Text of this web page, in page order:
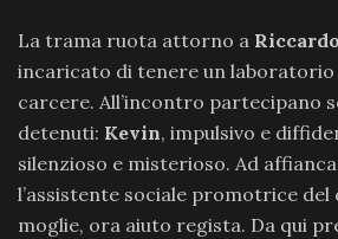
La trama ruota attorno a Riccardo
incaricato di tenere un
carcere. All’incontro partecipano
detenuti: Kevin, impulsivo e
silenzioso e misterioso. Ad
l’assistente sociale promotrice del
moglie, ora aiuto regista. Da qui